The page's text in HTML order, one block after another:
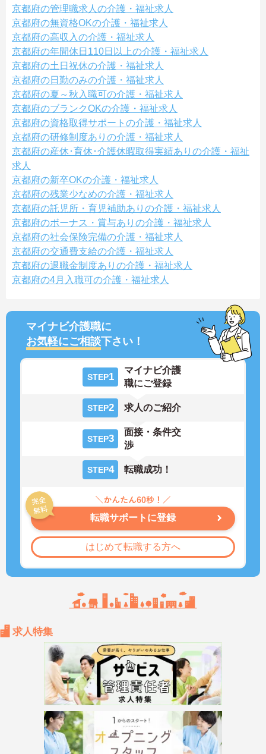
京都府の管理職求人の介護・福祉求人
京都府の無資格OKの介護・福祉求人
京都府の高収入の介護・福祉求人
京都府の年間休日110日以上の介護・福祉求人
京都府の土日祝休の介護・福祉求人
京都府の日勤のみの介護・福祉求人
京都府の夏～秋入職可の介護・福祉求人
京都府のブランクOKの介護・福祉求人
京都府の資格取得サポートの介護・福祉求人
京都府の研修制度ありの介護・福祉求人
京都府の産休･育休･介護休暇取得実績ありの介護・福祉
求人
京都府の新卒OKの介護・福祉求人
京都府の残業少なめの介護・福祉求人
京都府の託児所・育児補助ありの介護・福祉求人
京都府のボーナス・賞与ありの介護・福祉求人
京都府の社会保険完備の介護・福祉求人
京都府の交通費支給の介護・福祉求人
京都府の退職金制度ありの介護・福祉求人
京都府の4月入職可の介護・福祉求人
マイナビ介護職に
お気軽にご相談下さい！
STEP1
マイナビ介護
職にご登録
STEP2 求人のご紹介
STEP3
面接・条件交
渉
STEP4 転職成功！
転職サポートに登録
はじめて転職する方へ
求人特集